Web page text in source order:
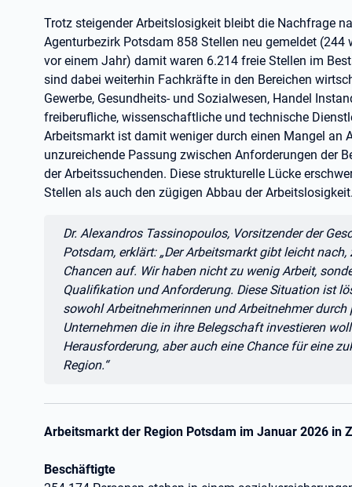
Trotz steigender Arbeitslosigkeit bleibt die Nachfrage
Agenturbezirk Potsdam 858 Stellen neu gemeldet
vor einem Jahr) damit waren 6.214 freie Stellen im
sind dabei weiterhin Fachkräfte in den Bereichen
Gewerbe, Gesundheits- und Sozialwesen, Handel
freiberufliche, wissenschaftliche und technische
Arbeitsmarkt ist damit weniger durch einen Mangel an
unzureichende Passung zwischen Anforderungen der
der Arbeitssuchenden. Diese strukturelle Lücke
Stellen als auch den zügigen Abbau der
Zitat:
Dr. Alexandros Tassinopoulos, Vorsitzender der
Potsdam, erklärt: „Der Arbeitsmarkt gibt leicht
Chancen auf. Wir haben nicht zu wenig Arbeit,
Qualifikation und Anforderung. Diese Situation ist
sowohl Arbeitnehmerinnen und Arbeitnehmer
Unternehmen die in ihre Belegschaft investieren
Herausforderung, aber auch eine Chance für eine
Region.“
Arbeitsmarkt der Region Potsdam im Januar 2026 in
Beschäftigte